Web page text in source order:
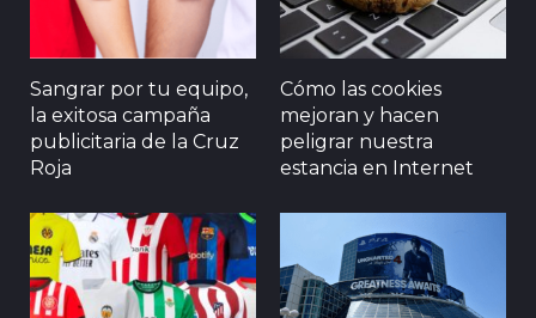
Sangrar por tu equipo,
la exitosa campaña
publicitaria de la Cruz
Roja
Cómo las cookies
mejoran y hacen
peligrar nuestra
estancia en Internet